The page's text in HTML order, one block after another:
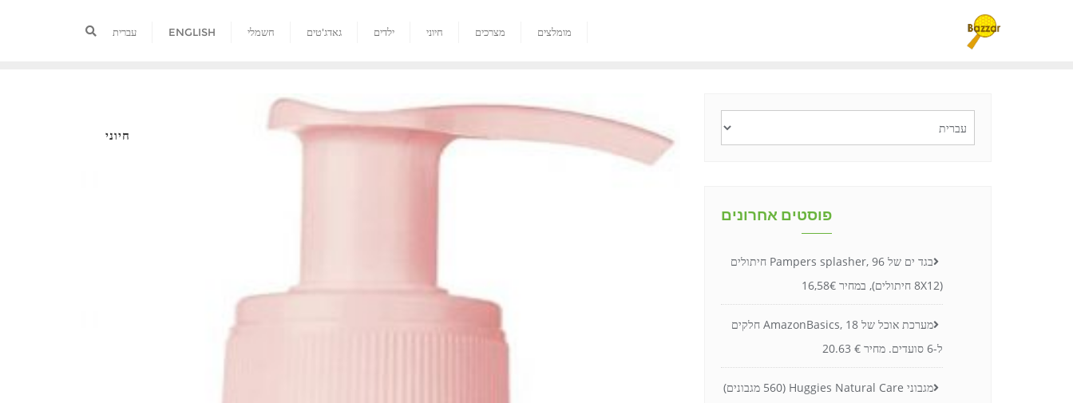
מומלצים מצרכים חיוני ילדים גאדג'טים חשמלי ENGLISH עברית
חיוני
פוסטים אחרונים
בגד ים של Pampers splasher, 96 חיתולים
(8X12 חיתולים), במחיר 16,58€
מערכת אוכל של AmazonBasics, 18 חלקים
ל-6 סועדים. מחיר € 20.63
מגבוני Huggies Natural Care (560 מגבונים)